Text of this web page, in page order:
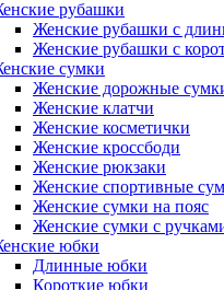
рубашки
Женские рубашки с
Женские рубашки с
сумки
Женские дорожные
Женские клатчи
Женские косметички
Женские кроссбоди
Женские рюкзаки
Женские спортивные
Женские сумки на пояс
Женские сумки с
юбки
Длинные юбки
Короткие юбки